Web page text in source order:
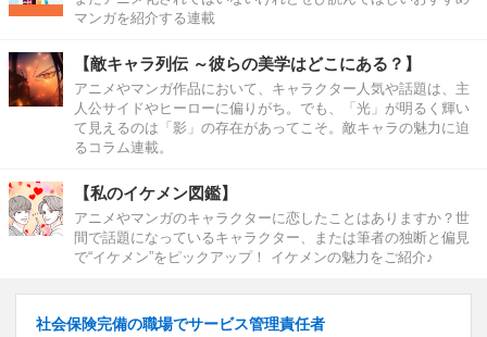
マンガを紹介する連載
【敵キャラ列伝 ～彼らの美学はどこにある？】
アニメやマンガ作品において、キャラクター人気や話題は、主
人公サイドやヒーローに偏りがち。でも、「光」が明るく輝い
て見えるのは「影」の存在があってこそ。敵キャラの魅力に迫
るコラム連載。
【私のイケメン図鑑】
アニメやマンガのキャラクターに恋したことはありますか？世
間で話題になっているキャラクター、または筆者の独断と偏見
で“イケメン”をピックアップ！ イケメンの魅力をご紹介♪
社会保険完備の職場でサービス管理責任者